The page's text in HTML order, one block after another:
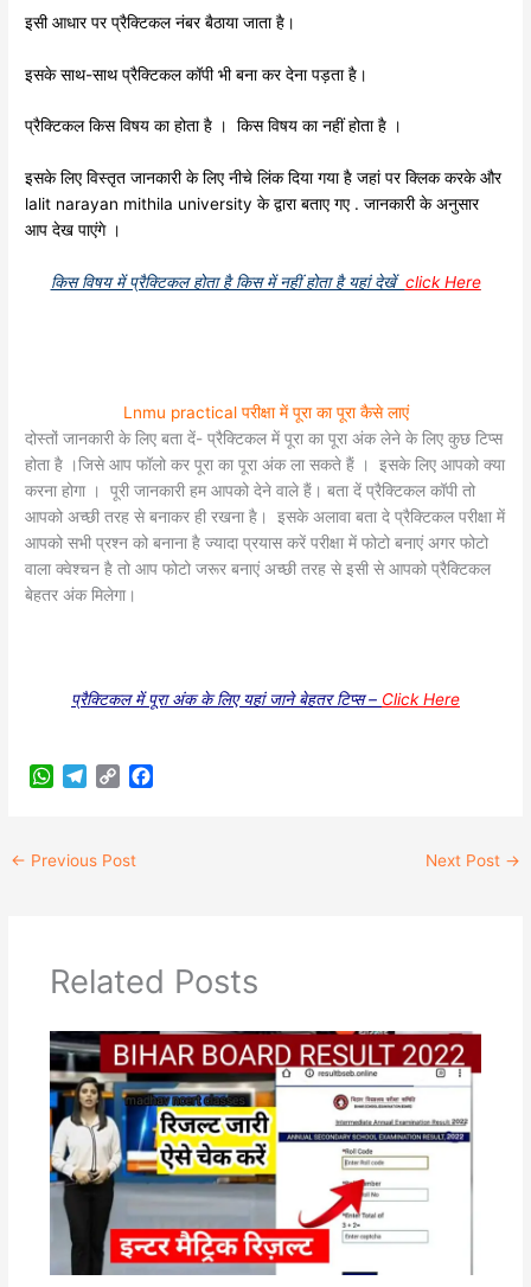
इसी आधार पर प्रैक्टिकल नंबर बैठाया जाता है।
इसके साथ-साथ प्रैक्टिकल कॉपी भी बना कर देना पड़ता है।
प्रैक्टिकल किस विषय का होता है । किस विषय का नहीं होता है ।
इसके लिए विस्तृत जानकारी के लिए नीचे लिंक दिया गया है जहां पर क्लिक करके और
lalit narayan mithila university के द्वारा बताए गए . जानकारी के अनुसार
आप देख पाएंगे ।
किस विषय में प्रैक्टिकल होता है किस में नहीं होता है यहां देखें click Here
Lnmu practical परीक्षा में पूरा का पूरा कैसे लाएं
दोस्तों जानकारी के लिए बता दें- प्रैक्टिकल में पूरा का पूरा अंक लेने के लिए कुछ टिप्स
होता है ।जिसे आप फॉलो कर पूरा का पूरा अंक ला सकते हैं । इसके लिए आपको क्या
करना होगा । पूरी जानकारी हम आपको देने वाले हैं। बता दें प्रैक्टिकल कॉपी तो
आपको अच्छी तरह से बनाकर ही रखना है। इसके अलावा बता दे प्रैक्टिकल परीक्षा में
आपको सभी प्रश्न को बनाना है ज्यादा प्रयास करें परीक्षा में फोटो बनाएं अगर फोटो
वाला क्वेश्चन है तो आप फोटो जरूर बनाएं अच्छी तरह से इसी से आपको प्रैक्टिकल
बेहतर अंक मिलेगा।
प्रैक्टिकल में पूरा अंक के लिए यहां जाने बेहतर टिप्स – Click Here
W
s
g
C
L
← Previous Post Next Post →
Related Posts